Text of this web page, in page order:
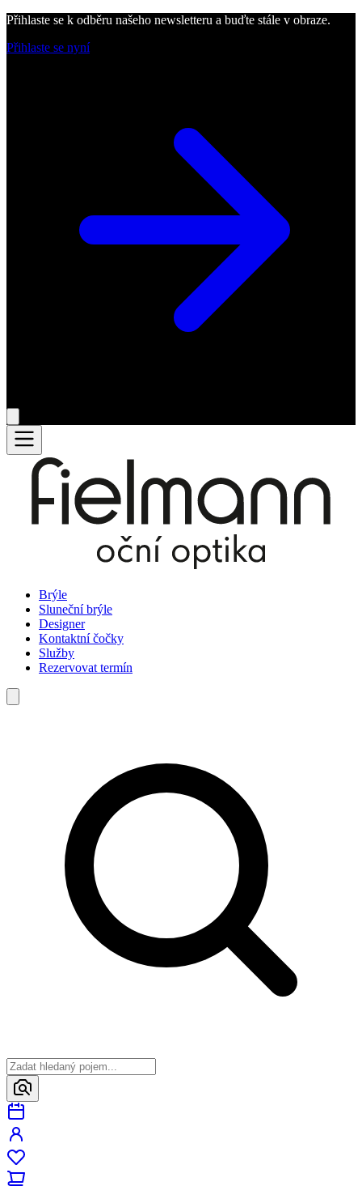
Přihlaste se k odběru našeho newsletteru a buďte stále v obraze.
Přihlaste se nyní
Brýle
Sluneční brýle
Designer
Kontaktní čočky
Služby
Rezervovat termín